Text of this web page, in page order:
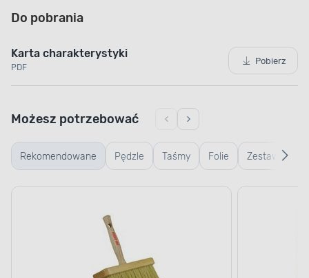
Do pobrania
Karta charakterystyki
PDF
Pobierz
Rekomendowane Pędzle Taśmy Folie Zestawy
malarskie
Możesz potrzebować